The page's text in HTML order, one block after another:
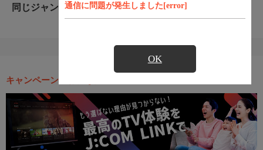
通信に問題が発生しました[error]
OK
同じジャンルのおすすめ番組
キャンペーン・お得な情報